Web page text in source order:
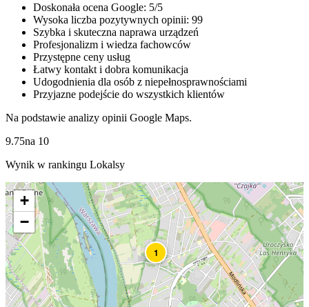
Doskonała ocena Google: 5/5
Wysoka liczba pozytywnych opinii: 99
Szybka i skuteczna naprawa urządzeń
Profesjonalizm i wiedza fachowców
Przystępne ceny usług
Łatwy kontakt i dobra komunikacja
Udogodnienia dla osób z niepełnosprawnościami
Przyjazne podejście do wszystkich klientów
Na podstawie analizy opinii Google Maps.
9.75na 10
Wynik w rankingu Lokalsy
1
+
−